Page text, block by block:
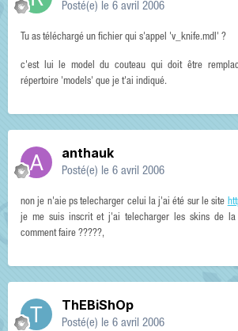
Posté(e) le 6 avril 2006
Tu as téléchargé un fichier qui s'appel 'v_knife.mdl' ?
c'est lui le model du couteau qui doit être
répertoire 'models' que je t'ai indiqué.
anthauk
Posté(e) le 6 avril 2006
non je n'aie ps telecharger celui la j'ai été sur le site
je me suis inscrit et j'ai telecharger les skins de
comment faire ?????,
ThEBiShOp
Posté(e) le 6 avril 2006